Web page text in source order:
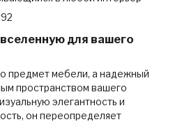
для вашего
предмет мебели, а надежный
пространством вашего
элегантность и
он переопределяет